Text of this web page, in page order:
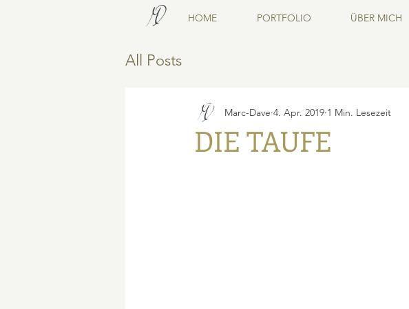
HOME PORTFOLIO ÜBER MICH
All Posts
DIE TAUFE
Marc-Dave 4. Apr. 2019 1 Min. Lesezeit